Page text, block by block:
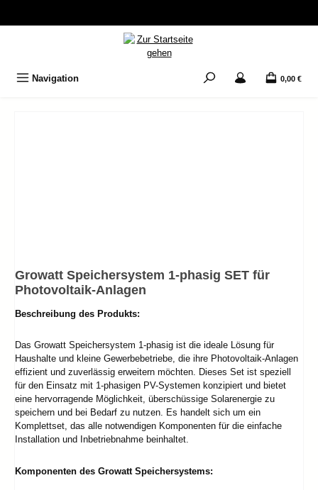
Navigation 0,00 €
Growatt Speichersystem 1-phasig SET für
Photovoltaik-Anlagen
Beschreibung des Produkts:
Das Growatt Speichersystem 1-phasig ist die ideale Lösung für
Haushalte und kleine Gewerbebetriebe, die ihre Photovoltaik-Anlagen
effizient und zuverlässig erweitern möchten. Dieses Set ist speziell
für den Einsatz mit 1-phasigen PV-Systemen konzipiert und bietet
eine hervorragende Möglichkeit, überschüssige Solarenergie zu
speichern und bei Bedarf zu nutzen. Es handelt sich um ein
Komplettset, das alle notwendigen Komponenten für die einfache
Installation und Inbetriebnahme beinhaltet.
Komponenten des Growatt Speichersystems: